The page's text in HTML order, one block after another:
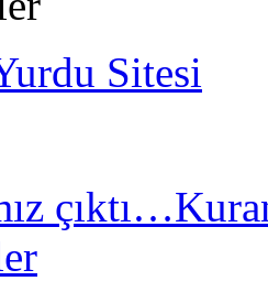
Sitesi